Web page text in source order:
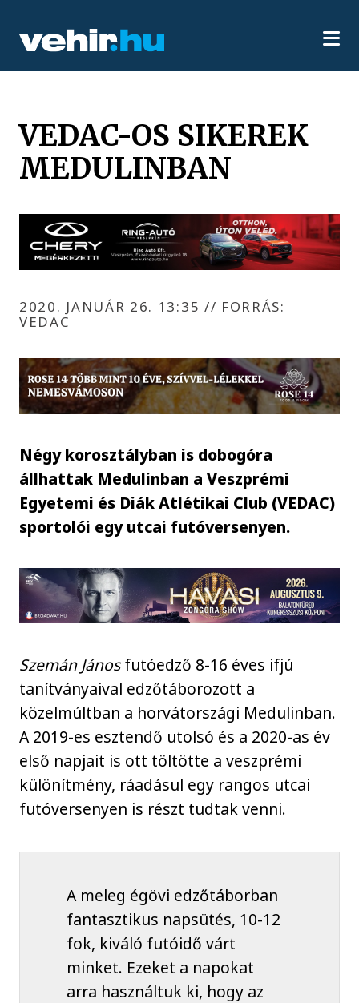
VEDAC-OS SIKEREK
MEDULINBAN
2020. JANUÁR 26. 13:35 // FORRÁS:
VEDAC
Négy korosztályban is dobogóra
állhattak Medulinban a Veszprémi
Egyetemi és Diák Atlétikai Club (VEDAC)
sportolói egy utcai futóversenyen.
Szemán Jánosfutóedző 8-16 éves ifjú
tanítványaival edzőtáborozott a
közelmúltban a horvátországi Medulinban.
A 2019-es esztendő utolsó és a 2020-as év
első napjait is ott töltötte a veszprémi
különítmény, ráadásul egy rangos utcai
futóversenyen is részt tudtak venni.
A meleg égövi edzőtáborban
fantasztikus napsütés, 10-12
fok, kiváló futóidő várt
minket. Ezeket a napokat
arra használtuk ki, hogy az